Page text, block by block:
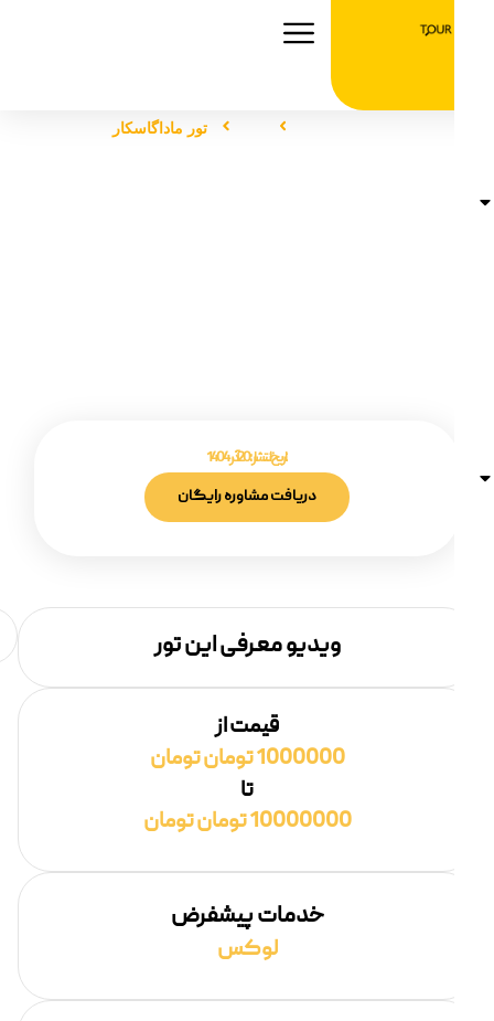
تور تور ماداگاسکار
20 آذر 1404
دریافت مشاوره رایگان
ویدیو معرفی این تور
قیمت از
1000000 تومان تومان
10000000 تومان تومان
خدمات پیشفرض
لوکس